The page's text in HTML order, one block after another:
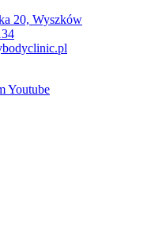
20, Wyszków
Youtube